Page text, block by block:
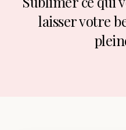
laisser votre